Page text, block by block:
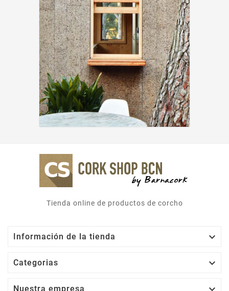
Tienda online de productos de corcho
Información de la tienda 
Categorias 
Nuestra empresa